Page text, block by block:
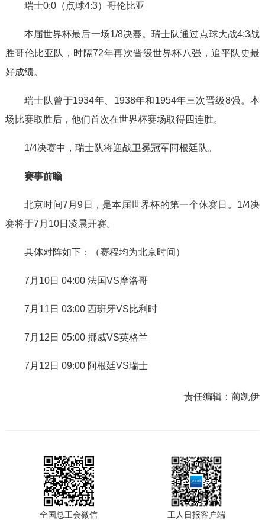
瑞士0:0（点球4:3）哥伦比亚
本届世界杯最后一场1/8决赛。瑞士队通过点球大战4:3战
胜哥伦比亚队，时隔72年再次晋级世界杯八强，追平队史最
好成绩。
瑞士队曾于1934年、1938年和1954年三次晋级8强。本
场比赛取胜后，他们首次在世界杯赛场取得四连胜。
1/4决赛中，瑞士队将迎战卫冕冠军阿根廷队。
赛事前瞻
北京时间7月9日，是本届世界杯的第一个休赛日。1/4决
赛将于7月10日凌晨开赛。
具体对阵如下：（赛程均为北京时间）
7月10日 04:00 法国VS摩洛哥
7月11日 03:00 西班牙VS比利时
7月12日 05:00 挪威VS英格兰
7月12日 09:00 阿根廷VS瑞士
责任编辑：蔺凯伊
全国总工会微信 工人日报客户端